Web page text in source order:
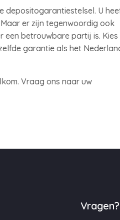
depositogarantiestelsel. U
er zijn tegenwoordig ook
een betrouwbare partij is. Kies
garantie als het
Vraag ons naar uw